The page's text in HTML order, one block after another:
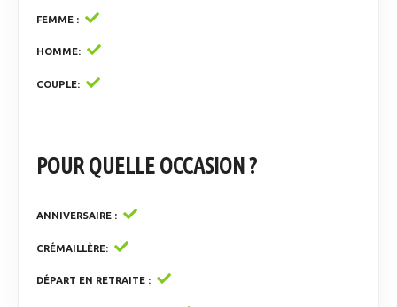
FEMME
HOMME
COUPLE
POUR QUELLE OCCASION ?
ANNIVERSAIRE
CRÉMAILLÈRE
DÉPART EN RETRAITE